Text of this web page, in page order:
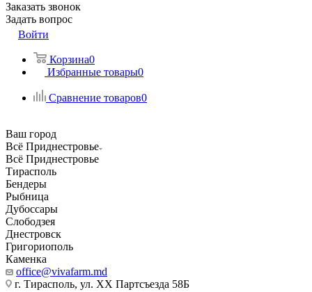
Заказать звонок
Задать вопрос
Войти
Корзина0
Избранные товары0
Сравнение товаров0
Ваш город
Всё Приднестровье
Всё Приднестровье
Тирасполь
Бендеры
Рыбница
Дубоссары
Слободзея
Днестровск
Григориополь
Каменка
office@vivafarm.md
г. Тирасполь, ул. ХХ Партсъезда 58Б